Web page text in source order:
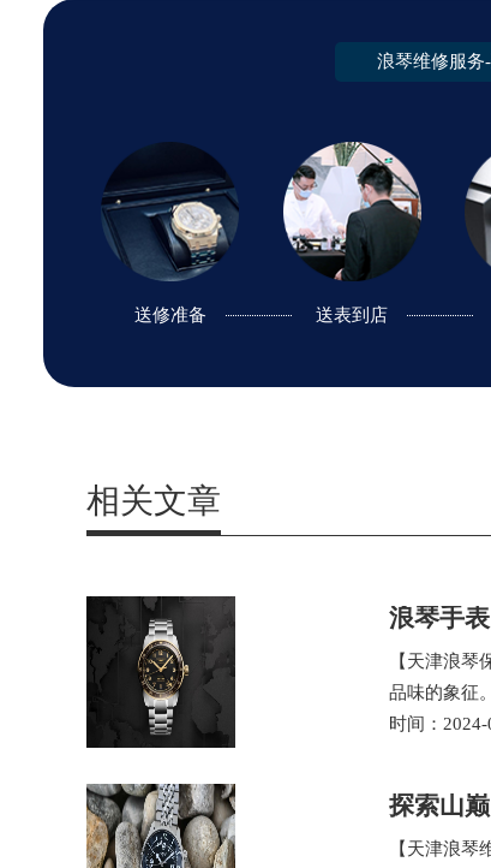
浪琴维修服务
送修准备 送表到店
送修准备 邮寄到店
相关文章
浪琴手
【天津浪
品味的象征
时间：
探索山
【天津浪